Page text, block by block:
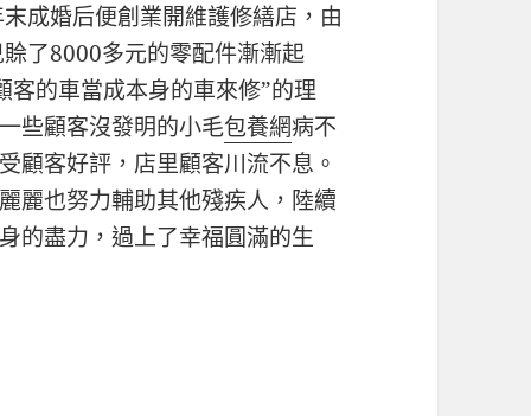
成婚后便創業開維護修繕店，由
賒了8000多元的零配件漸漸起
的車當成本身的車來修”的理
些顧客沒發明的小毛包養網病不
顧客好評，店里顧客川流不息。
麗也努力輔助其他殘疾人，陸續
的盡力，過上了幸福圓滿的生